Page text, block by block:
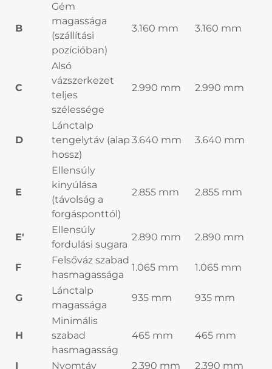
B
Gém
magassága
(szállítási
pozícióban)
3.160 mm 3.160 mm
C
Alsó
vázszerkezet
teljes
szélessége
2.990 mm 2.990 mm
D
Lánctalp
tengelytáv (alap
hossz)
3.640 mm 3.640 mm
E
Ellensúly
kinyúlása
(távolság a
forgásponttól)
2.855 mm 2.855 mm
E'
Ellensúly
fordulási sugara
2.890 mm 2.890 mm
F
Felsőváz szabad
hasmagassága
1.065 mm 1.065 mm
G
Lánctalp
magassága
935 mm 935 mm
H
Minimális
szabad
hasmagasság
465 mm 465 mm
I Nyomtáv 2.390 mm 2.390 mm